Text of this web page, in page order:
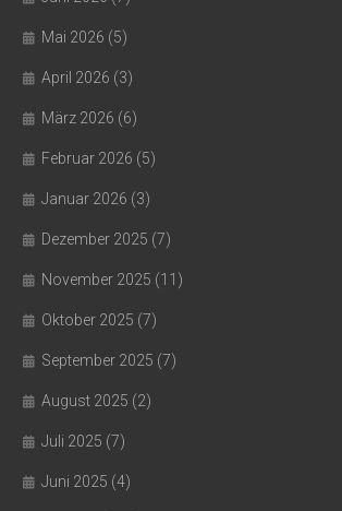
Mai 2026 (5)
April 2026 (3)
März 2026 (6)
Februar 2026 (5)
Januar 2026 (3)
Dezember 2025 (7)
November 2025 (11)
Oktober 2025 (7)
September 2025 (7)
August 2025 (2)
Juli 2025 (7)
Juni 2025 (4)